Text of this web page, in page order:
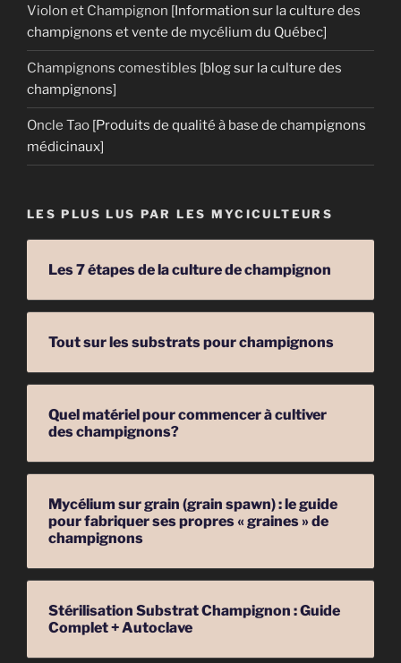
Violon et Champignon [Information sur la culture des
champignons et vente de mycélium du Québec]
Champignons comestibles [blog sur la culture des
champignons]
Oncle Tao [Produits de qualité à base de champignons
médicinaux]
LES PLUS LUS PAR LES MYCICULTEURS
Les 7 étapes de la culture de champignon
Tout sur les substrats pour champignons
Quel matériel pour commencer à cultiver
des champignons?
Mycélium sur grain (grain spawn) : le guide
pour fabriquer ses propres « graines » de
champignons
Stérilisation Substrat Champignon : Guide
Complet + Autoclave